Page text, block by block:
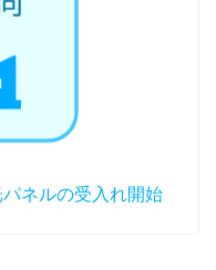
ネルの受入れ開始